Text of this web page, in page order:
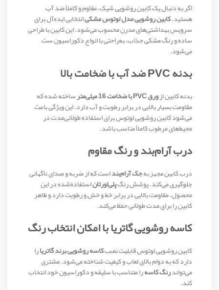
اگر به دنبال یک کابین روشویی شیک، مقاوم و کاملاً ضد آب
هستید،کابین روشویی مدل لوتوس مشکیانتخابی ایده‌آل برای
سرویس بهداشتی‌های مدرن محسوب می‌شود. این کابین با طراحی
ساده و رنگ مشکی جذاب، به‌راحتی با انواع دکوراسیون ست
می‌شود.
بدنه PVC ضد آب با ضخامت بالا
بدنه کابین ازورق PVC با ضخامت 16 میلی‌متر ساخته شده که
مقاومت بسیار بالایی در برابر رطوبت و آب دارد. این ویژگی باعث
می‌شود کابین روشویی لوتوس برای استفاده طولانی‌مدت در
محیط‌های مرطوب کاملاً مناسب باشد.
درب آرام‌بند و رنگ مقاوم
درب کابین مجهز بهجک آرام‌بنداست که از ضربه و صدای ناگهانی
جلوگیری می‌کند. پوشش رنگپلی‌اورتاناستفاده‌شده در این
محصول، مقاومت بالایی در برابر خط و خش و رطوبت دارد و ظاهر
کابین را برای مدت طولانی حفظ می‌کند.
کاسه روشویی گاتریا با امکان انتخاب رنگ
کابین روشویی لوتوس قابلیت نصبکاسه روشویی برند گاتریارا
دارد که به دوام بالای لعاب و کیفیت شناخته می‌شود. مشتری
می‌تواندرنگ کاسهرا متناسب با سلیقه و دکوراسیون خود انتخاب
کند.